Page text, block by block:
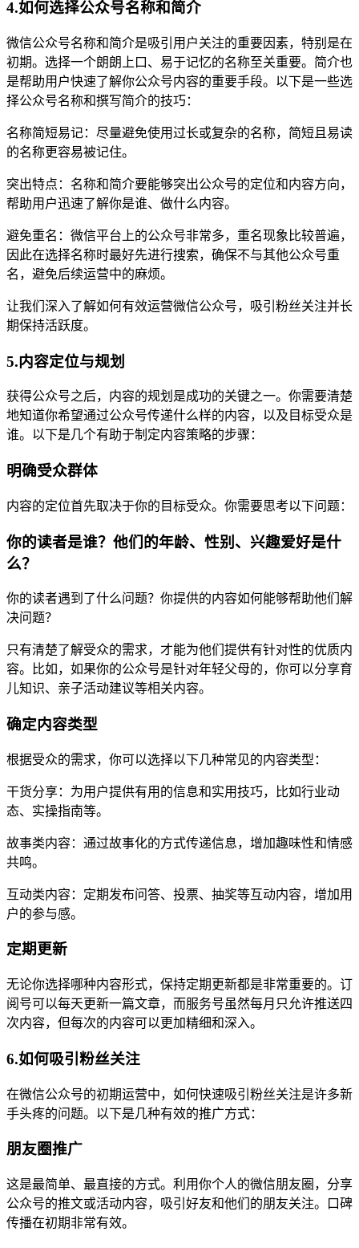
4.如何选择公众号名称和简介
微信公众号名称和简介是吸引用户关注的重要因素，特别是在
初期。选择一个朗朗上口、易于记忆的名称至关重要。简介也
是帮助用户快速了解你公众号内容的重要手段。以下是一些选
择公众号名称和撰写简介的技巧：
名称简短易记：尽量避免使用过长或复杂的名称，简短且易读
的名称更容易被记住。
突出特点：名称和简介要能够突出公众号的定位和内容方向，
帮助用户迅速了解你是谁、做什么内容。
避免重名：微信平台上的公众号非常多，重名现象比较普遍，
因此在选择名称时最好先进行搜索，确保不与其他公众号重
名，避免后续运营中的麻烦。
让我们深入了解如何有效运营微信公众号，吸引粉丝关注并长
期保持活跃度。
5.内容定位与规划
获得公众号之后，内容的规划是成功的关键之一。你需要清楚
地知道你希望通过公众号传递什么样的内容，以及目标受众是
谁。以下是几个有助于制定内容策略的步骤：
明确受众群体
内容的定位首先取决于你的目标受众。你需要思考以下问题：
你的读者是谁？他们的年龄、性别、兴趣爱好是什
么？
你的读者遇到了什么问题？你提供的内容如何能够帮助他们解
决问题？
只有清楚了解受众的需求，才能为他们提供有针对性的优质内
容。比如，如果你的公众号是针对年轻父母的，你可以分享育
儿知识、亲子活动建议等相关内容。
确定内容类型
根据受众的需求，你可以选择以下几种常见的内容类型：
干货分享：为用户提供有用的信息和实用技巧，比如行业动
态、实操指南等。
故事类内容：通过故事化的方式传递信息，增加趣味性和情感
共鸣。
互动类内容：定期发布问答、投票、抽奖等互动内容，增加用
户的参与感。
定期更新
无论你选择哪种内容形式，保持定期更新都是非常重要的。订
阅号可以每天更新一篇文章，而服务号虽然每月只允许推送四
次内容，但每次的内容可以更加精细和深入。
6.如何吸引粉丝关注
在微信公众号的初期运营中，如何快速吸引粉丝关注是许多新
手头疼的问题。以下是几种有效的推广方式：
朋友圈推广
这是最简单、最直接的方式。利用你个人的微信朋友圈，分享
公众号的推文或活动内容，吸引好友和他们的朋友关注。口碑
传播在初期非常有效。